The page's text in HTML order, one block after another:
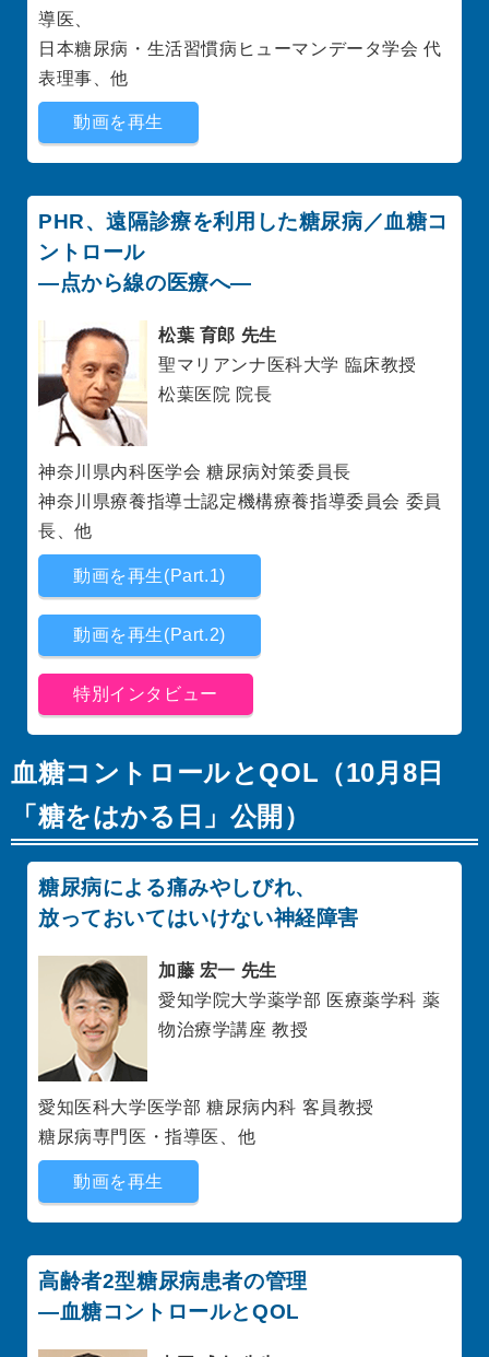
導医、
日本糖尿病・生活習慣病ヒューマンデータ学会 代
表理事、他
動画を再生
PHR、遠隔診療を利用した糖尿病／血糖コ
ントロール
―点から線の医療へ―
松葉 育郎 先生
聖マリアンナ医科大学 臨床教授
松葉医院 院長
神奈川県内科医学会 糖尿病対策委員長
神奈川県療養指導士認定機構療養指導委員会 委員
長、他
動画を再生(Part.1)
動画を再生(Part.2)
特別インタビュー
血糖コントロールとQOL（10月8日
「糖をはかる日」公開）
糖尿病による痛みやしびれ、
放っておいてはいけない神経障害
加藤 宏一 先生
愛知学院大学薬学部 医療薬学科 薬
物治療学講座 教授
愛知医科大学医学部 糖尿病内科 客員教授
糖尿病専門医・指導医、他
動画を再生
高齢者2型糖尿病患者の管理
―血糖コントロールとQOL